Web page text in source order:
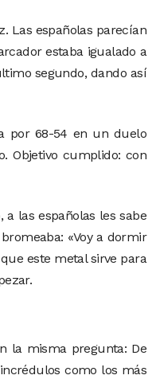
Las españolas parecían
estaba igualado a
segundo, dando así
por 68-54 en un duelo
Objetivo cumplido: con
las españolas les sabe
«Voy a dormir
este metal sirve para
la misma pregunta: De
como los más